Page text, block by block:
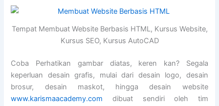
Tempat Membuat Website Berbasis HTML, Kursus Website,
Kursus SEO, Kursus AutoCAD
Coba Perhatikan gambar diatas, keren kan? Segala
keperluan desain grafis, mulai dari desain logo, desain
brosur, desain maskot, hingga desain website
www.karismaacademy.com dibuat sendiri oleh tim